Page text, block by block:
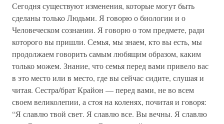
Сегодня существуют изменения, которые могут быть
сделаны только Людьми. Я говорю о биологии и о
Человеческом сознании. Я говорю о том предмете, ради
которого вы пришли. Семья, мы знаем, кто вы есть, мы
продолжаем говорить самым любящим образом, каким
только можем. Знание, что семья перед вами привело вас
в это место или в место, где вы сейчас сидите, слушая и
читая. Сестра/брат Крайон — перед вами, не во всем
своем великолепии, а стоя на коленях, почитая и говоря:
“Я славлю твой свет. Я славлю все. Вы вечны. Я славлю